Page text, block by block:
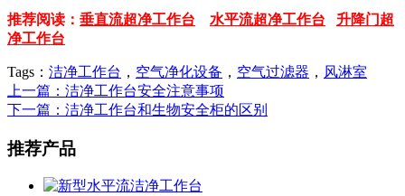
推荐阅读： 垂直流超净工作台 水平流超净工作台
升降门超
净工作台
Tags： 洁净工作台 ， 空气净化设备 ， 空气过滤器 ， 风淋室
上一篇：洁净工作台安全注意事项
下一篇：洁净工作台和生物安全柜的区别
推荐产品